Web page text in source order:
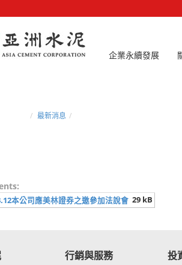
企業永續發展
最新消息
本公司應美林證券之邀參加法說會 29 kB
行銷與服務 投